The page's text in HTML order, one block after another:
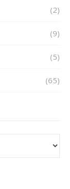
(2)
(9)
(5)
(65)